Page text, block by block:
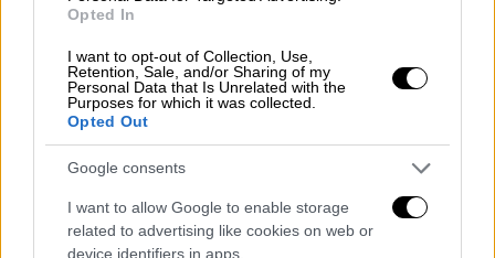
Opted In
I want to opt-out of Collection, Use,
Retention, Sale, and/or Sharing of my
Personal Data that Is Unrelated with the
Purposes for which it was collected.
Opted Out
Google consents
I want to allow Google to enable storage
related to advertising like cookies on web or
device identifiers in apps.
σημασία που έχει η εξασφάλιση
ανταγωνιστικών μεταφορικών συνδέσεων
για την Ελλάδα και την Ανατολική Ευρώπη».
Ο Yu Zenggang, πρόεδρος του Οργανισμού
Λιμένος Πειραιώς Α.Ε., δήλωσε: «Οι
πρόσφατες επενδύσεις δείχνουν πώς οι
επενδύσεις στο λιμάνι του Πειραιά μπορούν
να στηρίξουν την οικονομική ανάπτυξη και